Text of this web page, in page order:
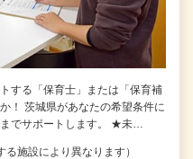
する「保育士」または「保育補
！ 茨城県があなたの希望条件に
でサポートします。 ★未…
施設により異なります）